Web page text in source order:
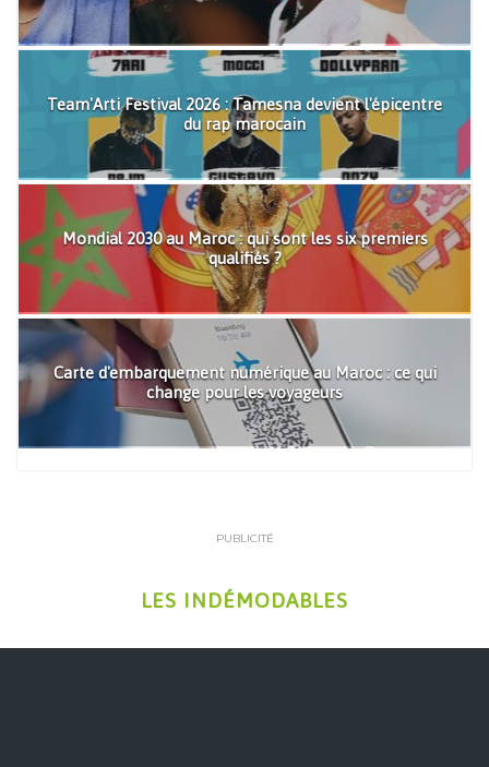
Team'Arti Festival 2026 : Tamesna devient l'épicentre
du rap marocain
Mondial 2030 au Maroc : qui sont les six premiers
qualifiés ?
Carte d'embarquement numérique au Maroc : ce qui
change pour les voyageurs
PUBLICITÉ
LES INDÉMODABLES